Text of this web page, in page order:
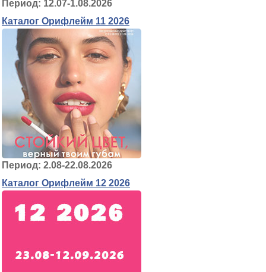
Период: 12.07-1.08.2026
Каталог Орифлейм 11 2026
Период: 2.08-22.08.2026
Каталог Орифлейм 12 2026